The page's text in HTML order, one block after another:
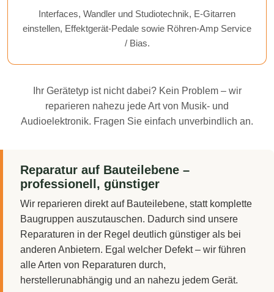
Interfaces, Wandler und Studiotechnik, E-Gitarren
einstellen, Effektgerät-Pedale sowie Röhren-Amp Service
/ Bias.
Ihr Gerätetyp ist nicht dabei? Kein Problem – wir
reparieren nahezu jede Art von Musik- und
Audioelektronik. Fragen Sie einfach unverbindlich an.
Reparatur auf Bauteilebene –
professionell, günstiger
Wir reparieren direkt auf Bauteilebene, statt komplette
Baugruppen auszutauschen. Dadurch sind unsere
Reparaturen in der Regel deutlich günstiger als bei
anderen Anbietern. Egal welcher Defekt – wir führen
alle Arten von Reparaturen durch,
herstellerunabhängig und an nahezu jedem Gerät.